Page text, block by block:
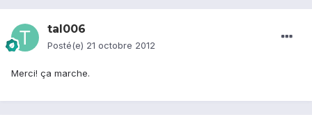
tal006
Posté(e) 21 octobre 2012
Merci! ça marche.